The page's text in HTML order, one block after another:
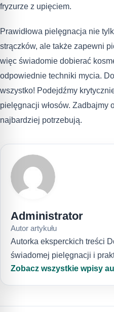
fryzurze z upięciem.
Prawidłowa pielęgnacja nie
strączków, ale także zapewni
więc świadomie dobierać
odpowiednie techniki mycia.
wszystko! Podejdźmy
pielęgnacji włosów. Zadbajmy
najbardziej potrzebują.
Administrator
Autor artykułu
Autorka eksperckich treści
świadomej pielęgnacji i
Zobacz wszystkie wpisy